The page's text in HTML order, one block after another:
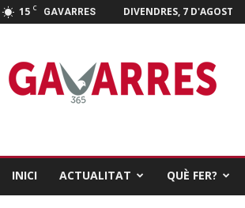
15 C GAVARRES DIVENDRES, 7 D'AGOST
365
INICI ACTUALITAT QUÈ FER?